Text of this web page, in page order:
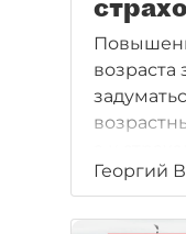
возраста
новых
накопить
на
Георгий